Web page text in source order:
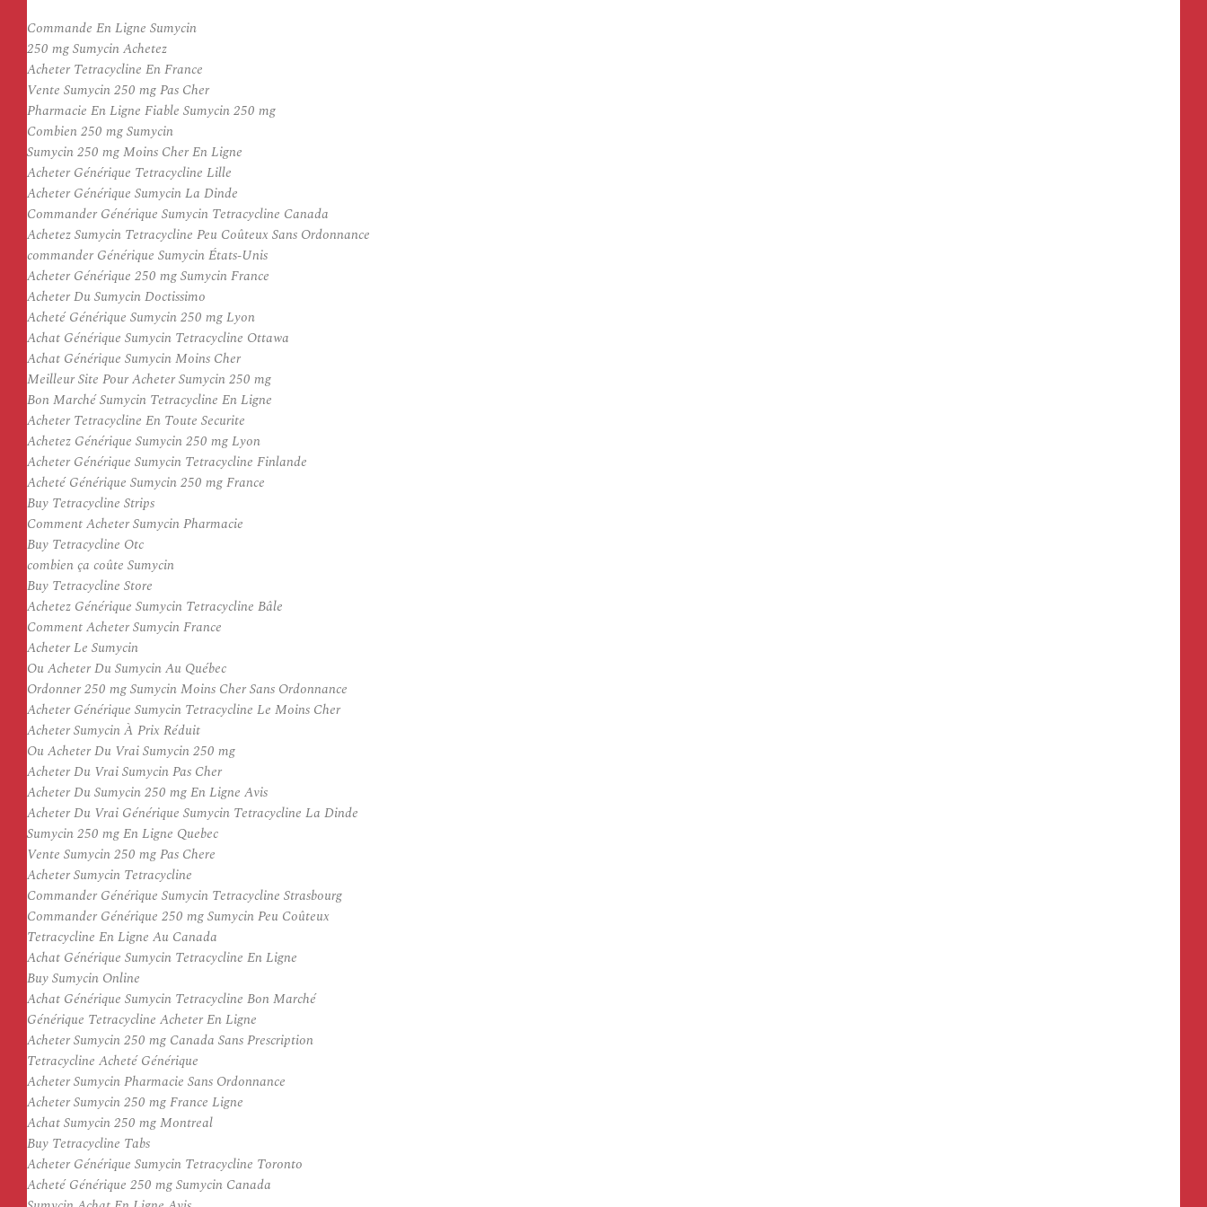
Commande En Ligne Sumycin
250 mg Sumycin Achetez
Acheter Tetracycline En France
Vente Sumycin 250 mg Pas Cher
Pharmacie En Ligne Fiable Sumycin 250 mg
Combien 250 mg Sumycin
Sumycin 250 mg Moins Cher En Ligne
Acheter Générique Tetracycline Lille
Acheter Générique Sumycin La Dinde
Commander Générique Sumycin Tetracycline Canada
Achetez Sumycin Tetracycline Peu Coûteux Sans Ordonnance
commander Générique Sumycin États-Unis
Acheter Générique 250 mg Sumycin France
Acheter Du Sumycin Doctissimo
Acheté Générique Sumycin 250 mg Lyon
Achat Générique Sumycin Tetracycline Ottawa
Achat Générique Sumycin Moins Cher
Meilleur Site Pour Acheter Sumycin 250 mg
Bon Marché Sumycin Tetracycline En Ligne
Acheter Tetracycline En Toute Securite
Achetez Générique Sumycin 250 mg Lyon
Acheter Générique Sumycin Tetracycline Finlande
Acheté Générique Sumycin 250 mg France
Buy Tetracycline Strips
Comment Acheter Sumycin Pharmacie
Buy Tetracycline Otc
combien ça coûte Sumycin
Buy Tetracycline Store
Achetez Générique Sumycin Tetracycline Bâle
Comment Acheter Sumycin France
Acheter Le Sumycin
Ou Acheter Du Sumycin Au Québec
Ordonner 250 mg Sumycin Moins Cher Sans Ordonnance
Acheter Générique Sumycin Tetracycline Le Moins Cher
Acheter Sumycin À Prix Réduit
Ou Acheter Du Vrai Sumycin 250 mg
Acheter Du Vrai Sumycin Pas Cher
Acheter Du Sumycin 250 mg En Ligne Avis
Acheter Du Vrai Générique Sumycin Tetracycline La Dinde
Sumycin 250 mg En Ligne Quebec
Vente Sumycin 250 mg Pas Chere
Acheter Sumycin Tetracycline
Commander Générique Sumycin Tetracycline Strasbourg
Commander Générique 250 mg Sumycin Peu Coûteux
Tetracycline En Ligne Au Canada
Achat Générique Sumycin Tetracycline En Ligne
Buy Sumycin Online
Achat Générique Sumycin Tetracycline Bon Marché
Générique Tetracycline Acheter En Ligne
Acheter Sumycin 250 mg Canada Sans Prescription
Tetracycline Acheté Générique
Acheter Sumycin Pharmacie Sans Ordonnance
Acheter Sumycin 250 mg France Ligne
Achat Sumycin 250 mg Montreal
Buy Tetracycline Tabs
Acheter Générique Sumycin Tetracycline Toronto
Acheté Générique 250 mg Sumycin Canada